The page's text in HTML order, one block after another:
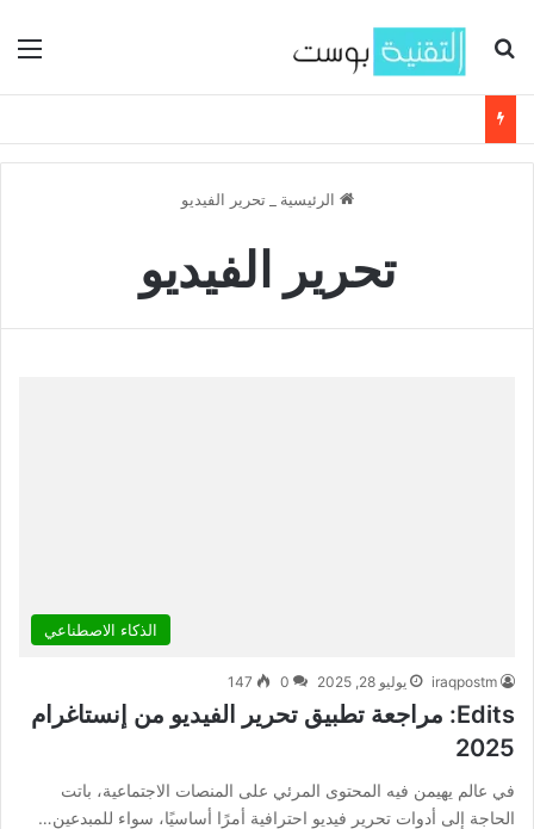
بحث عن
الرئيسية تحرير الفيديو
تحرير الفيديو
الذكاء الاصطناعي
iraqpostm يوليو 28, 2025 0
147
Edits: مراجعة تطبيق تحرير الفيديو من إنستاغرام
2025
في عالم يهيمن فيه المحتوى المرئي على المنصات الاجتماعية، باتت
الحاجة إلى أدوات تحرير فيديو احترافية أمرًا أساسيًا، سواء للمبدعين…